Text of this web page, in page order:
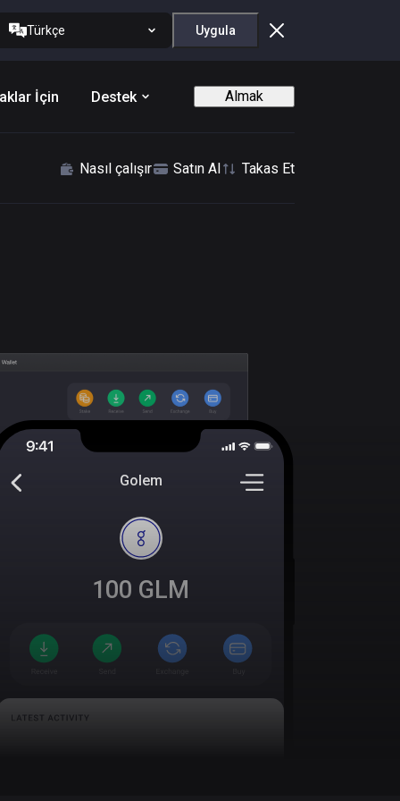
Türkçe Uygula
İçin Destek Almak
Nasıl çalışır Satın Al Takas Et
Golem
100 GLM